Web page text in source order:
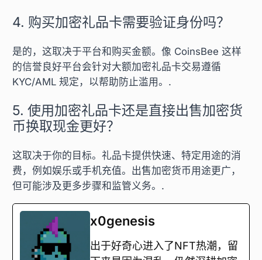
4. 购买加密礼品卡需要验证身份吗？
是的，这取决于平台和购买金额。像 CoinsBee 这样
的信誉良好平台会针对大额加密礼品卡交易遵循
KYC/AML 规定，以帮助防止滥用。.
5. 使用加密礼品卡还是直接出售加密货
币换取现金更好？
这取决于你的目标。礼品卡提供快速、特定用途的消
费，例如娱乐或手机充值。出售加密货币用途更广，
但可能涉及更多步骤和监管义务。.
x0genesis
出于好奇心进入了NFT热潮，留